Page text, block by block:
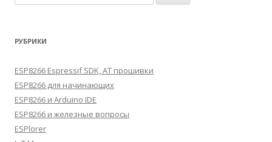
РУБРИКИ
ESP8266 Espressif SDK, AT прошивки
ESP8266 для начинающих
ESP8266 и Arduino IDE
ESP8266 и железные вопросы
ESPlorer